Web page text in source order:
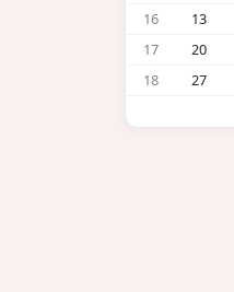
16
13
17
20
18
27